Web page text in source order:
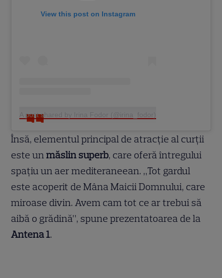
View this post on Instagram
A post shared by Irina Fodor (@irina_fodor)
Însă, elementul principal de atracție al curții
este unmăslin superb, care oferă întregului
spațiu un aer mediteraneean. „Tot gardul
este acoperit de Mâna Maicii Domnului, care
miroase divin. Avem cam tot ce ar trebui să
aibă o grădină”, spune prezentatoarea de la
Antena 1.